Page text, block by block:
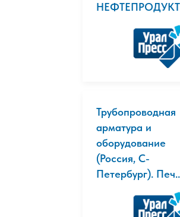
Трубопроводная
арматура и
оборудование
(Россия, С-
Петербург).